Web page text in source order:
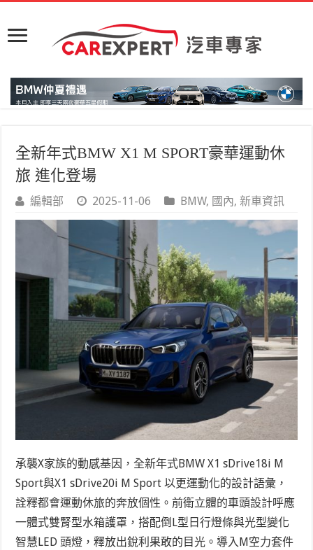
全新年式BMW X1 M SPORT豪華運動休
旅 進化登場
編輯部 2025-11-06 BMW, 國內,新車資訊
承襲X家族的動感基因，全新年式BMW X1 sDrive18i M
Sport與X1 sDrive20i M Sport 以更運動化的設計語彙，
詮釋都會運動休旅的奔放個性。前衛立體的車頭設計呼應
一體式雙腎型水箱護罩，搭配倒L型日行燈條與光型變化
智慧LED 頭燈，釋放出銳利果敢的目光。導入M空力套件